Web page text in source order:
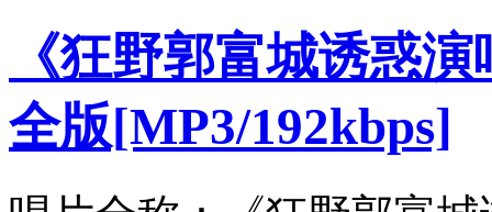
《狂野郭富城诱惑
全版[MP3/192kbps]